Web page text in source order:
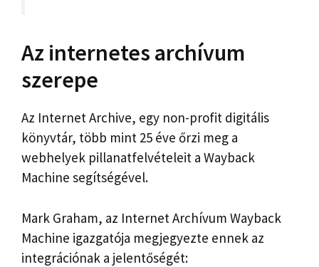
Az internetes archívum
szerepe
Az Internet Archive, egy non-profit digitális
könyvtár, több mint 25 éve őrzi meg a
webhelyek pillanatfelvételeit a Wayback
Machine segítségével.
Mark Graham, az Internet Archívum Wayback
Machine igazgatója megjegyezte ennek az
integrációnak a jelentőségét: